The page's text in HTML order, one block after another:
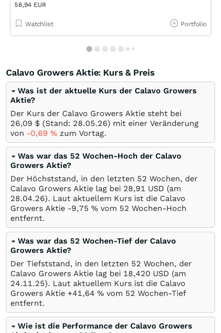
58,94 EUR
Watchlist Portfolio
Calavo Growers Aktie: Kurs & Preis
Was ist der aktuelle Kurs der Calavo Growers
Aktie?
Der Kurs der Calavo Growers Aktie steht bei
26,09 $ (Stand: 28.05.26) mit einer Veränderung
von -0,69 % zum Vortag.
Was war das 52 Wochen-Hoch der Calavo
Growers Aktie?
Der Höchststand, in den letzten 52 Wochen, der
Calavo Growers Aktie lag bei 28,91 USD (am
28.04.26). Laut aktuellem Kurs ist die Calavo
Growers Aktie -9,75 % vom 52 Wochen-Hoch
entfernt.
Was war das 52 Wochen-Tief der Calavo
Growers Aktie?
Der Tiefststand, in den letzten 52 Wochen, der
Calavo Growers Aktie lag bei 18,420 USD (am
24.11.25). Laut aktuellem Kurs ist die Calavo
Growers Aktie +41,64 % vom 52 Wochen-Tief
entfernt.
Wie ist die Performance der Calavo Growers